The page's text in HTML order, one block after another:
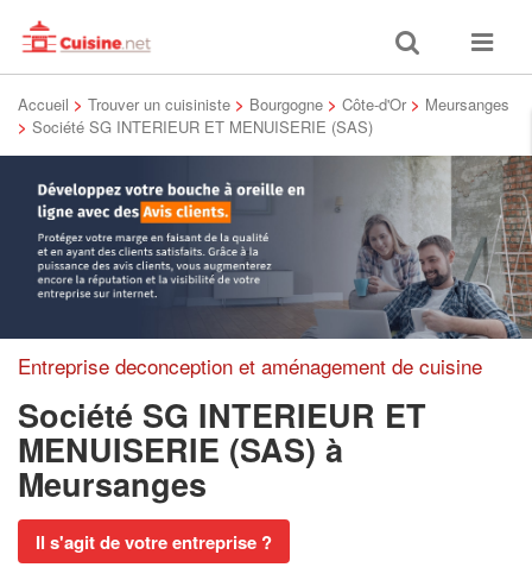
Toggle
search
Toggle
Accueil > Trouver un cuisiniste > Bourgogne > Côte-d'Or > Meursanges
> Société SG INTERIEUR ET MENUISERIE (SAS)
Entreprise deconception et aménagement de cuisine
Société SG INTERIEUR ET
MENUISERIE (SAS) à
Meursanges
Il s'agit de votre entreprise ?